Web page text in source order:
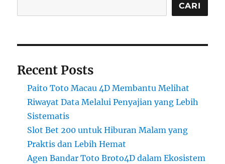
CARI
Recent Posts
Paito Toto Macau 4D Membantu Melihat
Riwayat Data Melalui Penyajian yang Lebih
Sistematis
Slot Bet 200 untuk Hiburan Malam yang
Praktis dan Lebih Hemat
Agen Bandar Toto Broto4D dalam Ekosistem